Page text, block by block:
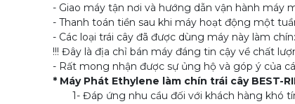
- Giao máy tận nơi và hướng dẫn vận hành máy
- Thanh toán tiền sau khi máy hoạt động một
- Các loại trái cây đã được dùng máy này làm
!!! Đây là địa chỉ bán máy đáng tin cậy về chất
- Rất mong nhận được sự ủng hộ và góp ý của
* Máy Phát Ethylene làm chín trái cây
1- Đáp ứng nhu cầu đối với khách hàng khó